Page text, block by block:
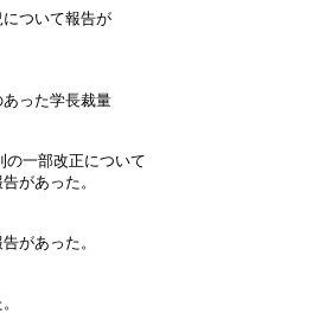
ついて報告が
った学長裁量
び運営等に関する規則の
があった。
があった。